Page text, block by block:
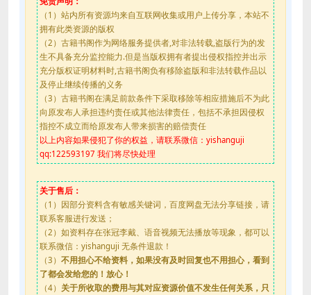
（1）站内所有资源均来自互联网收集或用户上传分享，本站不
拥有此类资源的版权
（2）古籍书阁作为网络服务提供者,对非法转载,盗版行为的发
生不具备充分监控能力.但是当版权拥有者提出侵权指控并出示
充分版权证明材料时,古籍书阁负有移除盗版和非法转载作品以
及停止继续传播的义务
（3）古籍书阁在满足前款条件下采取移除等相应措施后不为此
向原发布人承担违约责任或其他法律责任，包括不承担因侵权
指控不成立而给原发布人带来损害的赔偿责任
以上内容如果侵犯了你的权益，请联系微信：yishanguji
qq:122593197 我们将尽快处理
关于售后：
（1）因部分资料含有敏感关键词，百度网盘无法分享链接，请
联系客服进行发送；
（2）如资料存在张冠李戴、语音视频无法播放等现象，都可以
联系微信：yishanguji 无条件退款！
（3） 不用担心不给资料，如果没有及时回复也不用担心，看到
了都会发给您的！放心！
（4） 关于所收取的费用与其对应资源价值不发生任何关系，只